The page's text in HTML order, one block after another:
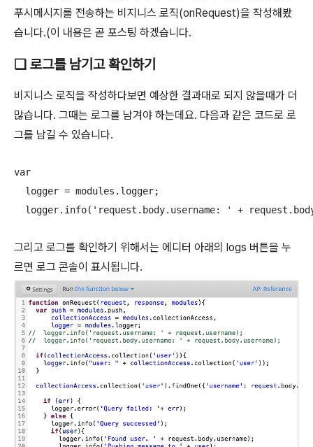
푸시메시지를 전송하는 비지니스 로직(onRequest)을 작성해봤
습니다.(이 내용은 곧 포스팅 하겠습니다.
❑ 로그를 남기고 확인하기
비지니스 로직을 작성하다보면 예상한 결과대로 되지 않을때가 더
많습니다. 그때는 로그를 남겨야 하는데요. 다음과 같은 코드로 로
그를 남길 수 있습니다.
var
  logger = modules.logger;
logger.info('request.body.username: ' +
그리고 로그를 확인하기 위해서는 에디터 아래의 logs 버튼을 누
르면 로그 콘솔이 표시됩니다.